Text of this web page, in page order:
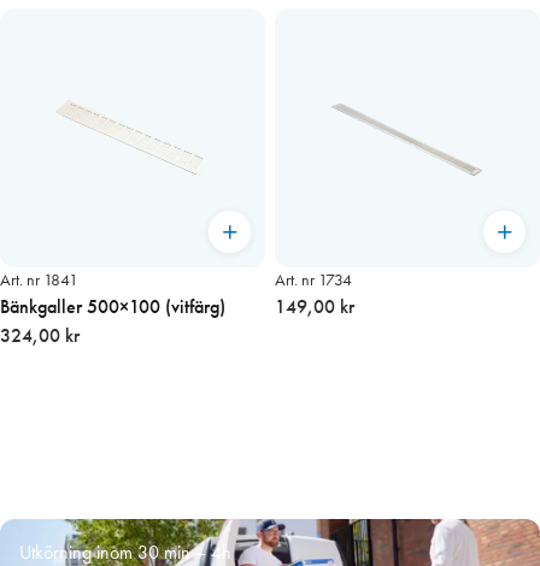
Art. nr 1841
Bänkgaller 500×100 (vitfärg)
324,00 kr
Art. nr 1734
149,00 kr
Utkörning inom 30 min – 4h